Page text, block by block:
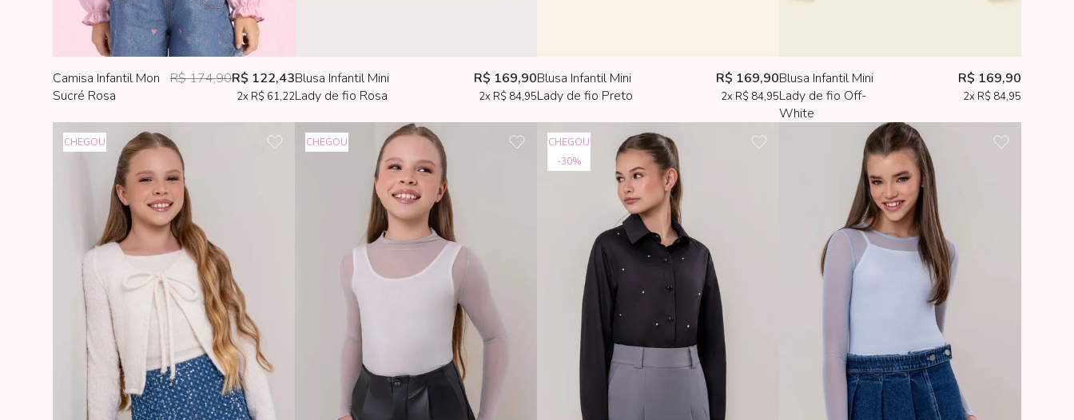
Camisa Infantil Mon
Sucré Rosa
R$ 174,90R$ 122,43
2x R$ 61,22
Blusa Infantil Mini
Lady de fio Rosa
R$ 169,90
2x R$ 84,95
Blusa Infantil Mini
Lady de fio Preto
R$ 169,90
2x R$ 84,95
Blusa Infantil Mini
Lady de fio Off-
White
R$ 169,90
2x R$ 84,95
CHEGOU CHEGOU
30%
CHEGOU